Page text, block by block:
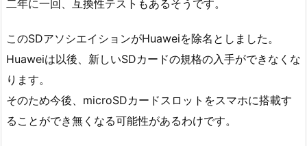
二年に一回、互換性テストもあるそうです。
このSDアソシエイションがHuaweiを除名としました。
Huaweiは以後、新しいSDカードの規格の入手ができなくな
ります。
そのため今後、microSDカードスロットをスマホに搭載す
ることができ無くなる可能性があるわけです。